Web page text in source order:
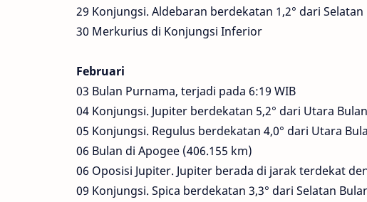
29 Konjungsi. Aldebaran berdekatan 1,2° dari Selatan
30 Merkurius di Konjungsi Inferior
Februari
03 Bulan Purnama, terjadi pada 6:19 WIB
04 Konjungsi. Jupiter berdekatan 5,2° dari Utara Bulan
05 Konjungsi. Regulus berdekatan 4,0° dari Utara
06 Bulan di Apogee (406.155 km)
06 Oposisi Jupiter. Jupiter berada di jarak terdekat
09 Konjungsi. Spica berdekatan 3,3° dari Selatan